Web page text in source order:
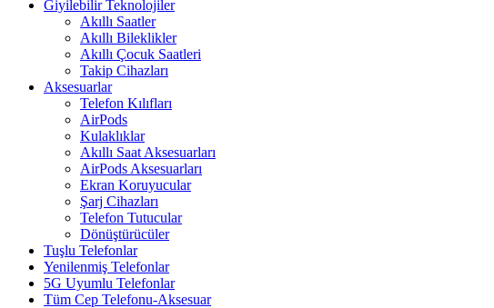
Giyilebilir Teknolojiler
Akıllı Saatler
Akıllı Bileklikler
Akıllı Çocuk Saatleri
Takip Cihazları
Aksesuarlar
Telefon Kılıfları
AirPods
Kulaklıklar
Akıllı Saat Aksesuarları
AirPods Aksesuarları
Ekran Koruyucular
Şarj Cihazları
Telefon Tutucular
Dönüştürücüler
Tuşlu Telefonlar
Yenilenmiş Telefonlar
5G Uyumlu Telefonlar
Tüm Cep Telefonu-Aksesuar